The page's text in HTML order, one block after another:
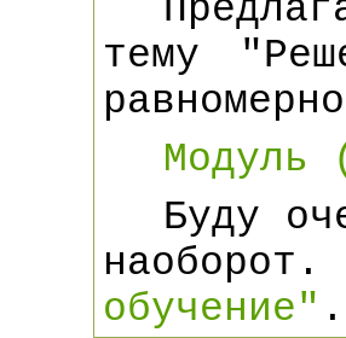
тему
Модуль
Буду
обучение" .